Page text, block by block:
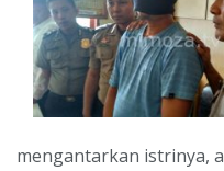
mengantarkan istrinya,